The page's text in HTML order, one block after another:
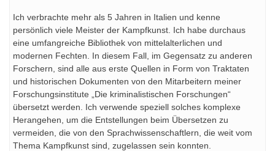
Ich verbrachte mehr als 5 Jahren in Italien und kenne
persönlich viele Meister der Kampfkunst. Ich habe durchaus
eine umfangreiche Bibliothek von mittelalterlichen und
modernen Fechten. In diesem Fall, im Gegensatz zu anderen
Forschern, sind alle aus erste Quellen in Form von Traktaten
und historischen Dokumenten von den Mitarbeitern meiner
Forschungsinstitute „ Die kriminalistischen Forschungen“
übersetzt werden. Ich verwende speziell solches komplexe
Herangehen, um die Entstellungen beim Übersetzen zu
vermeiden, die von den Sprachwissenschaftlern, die weit vom
Thema Kampfkunst sind, zugelassen sein konnten.